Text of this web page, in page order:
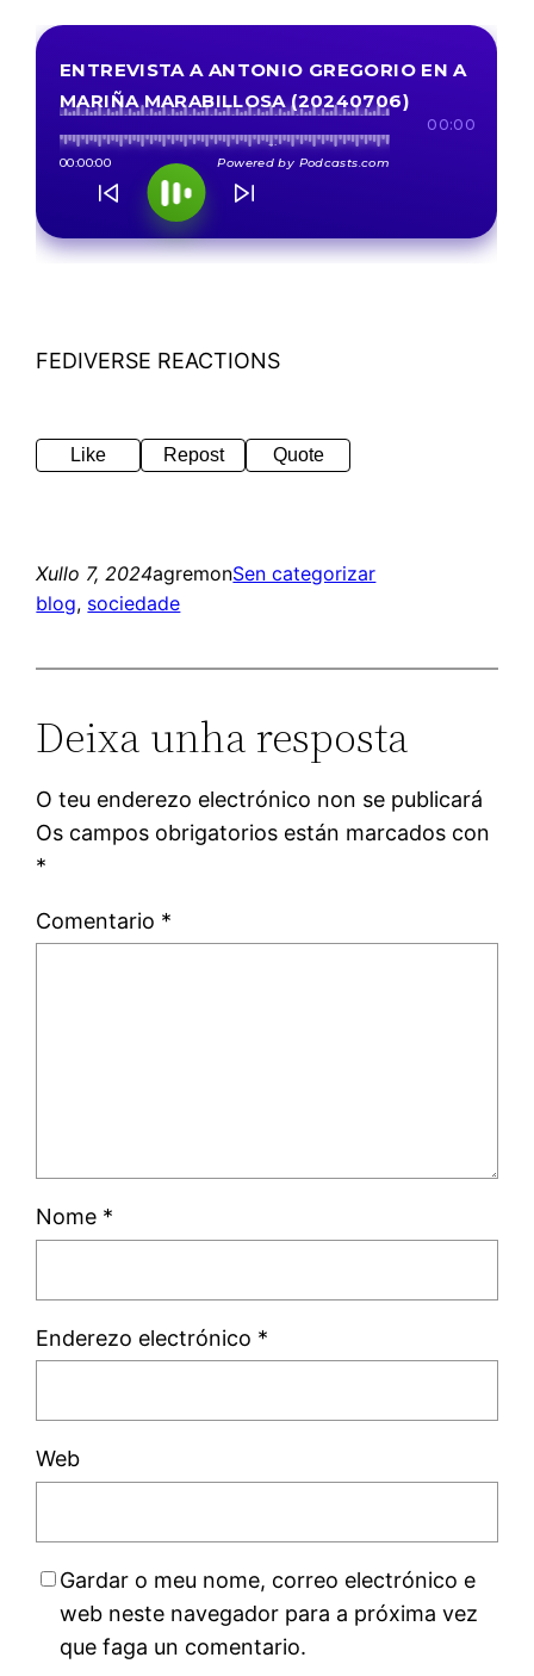
FEDIVERSE REACTIONS
Like Repost Quote
Xullo 7, 2024agremonSen categorizar
blog, sociedade
Deixa unha resposta
O teu enderezo electrónico non se publicará
Os campos obrigatorios están marcados con
*
Comentario *
Nome *
Enderezo electrónico *
Web
Gardar o meu nome, correo electrónico e
web neste navegador para a próxima vez
que faga un comentario.